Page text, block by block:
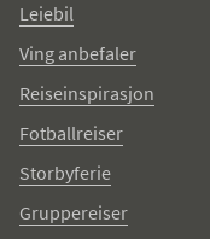
Leiebil
Ving anbefaler
Reiseinspirasjon
Fotballreiser
Storbyferie
Gruppereiser